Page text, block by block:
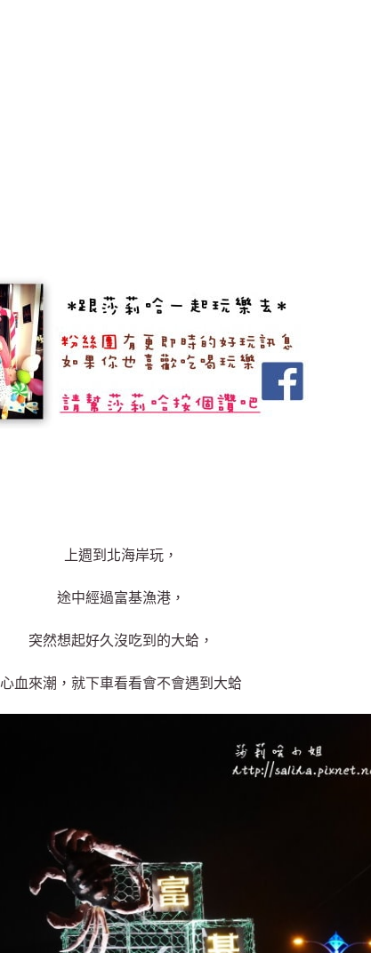
上週到北海岸玩，
途中經過富基漁港，
突然想起好久沒吃到的大蛤，
心血來潮，就下車看看會不會遇到大蛤